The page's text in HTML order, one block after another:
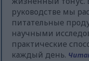
руководстве мы
питательные
научными
практические
каждый день.